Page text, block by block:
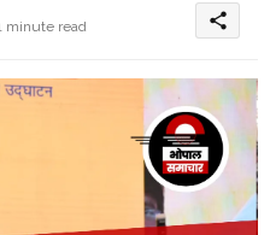
minute read share